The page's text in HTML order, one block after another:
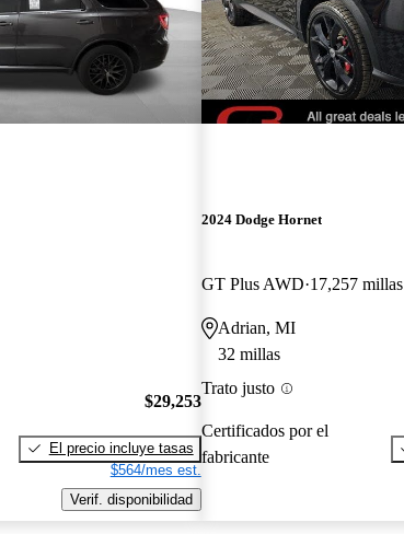
$29,253
El precio incluye tasas
$564/mes est.
Verif. disponibilidad
2024 Dodge Hornet
GT Plus AWD 17,257 millas
Adrian, MI
32 millas
Trato justo
Certificados por el
fabricante